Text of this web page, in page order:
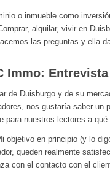
o inmueble como
alquilar, vivir en
las preguntas y ella
Immo:
de Duisburgo y de su
nos gustaría saber
para nuestros lectores a
objetivo en principio (y lo
queden realmente
con el contacto con el